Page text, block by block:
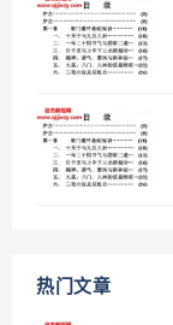
热门文章